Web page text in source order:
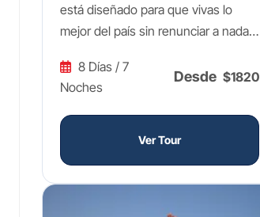
está diseñado para que vivas lo
mejor del país sin renunciar a nada.
llevarán a las legendarias Pirámides
de Guiza, la imponente Esfinge y el
fascinante Gran Museo Egipcio,
donde los tesoros de Tutankamón
te dejarán sin palabras. Después
volarás hacia el sur para embarcarte
8 Días / 7
Noches
Desde $1820
Ver Tour